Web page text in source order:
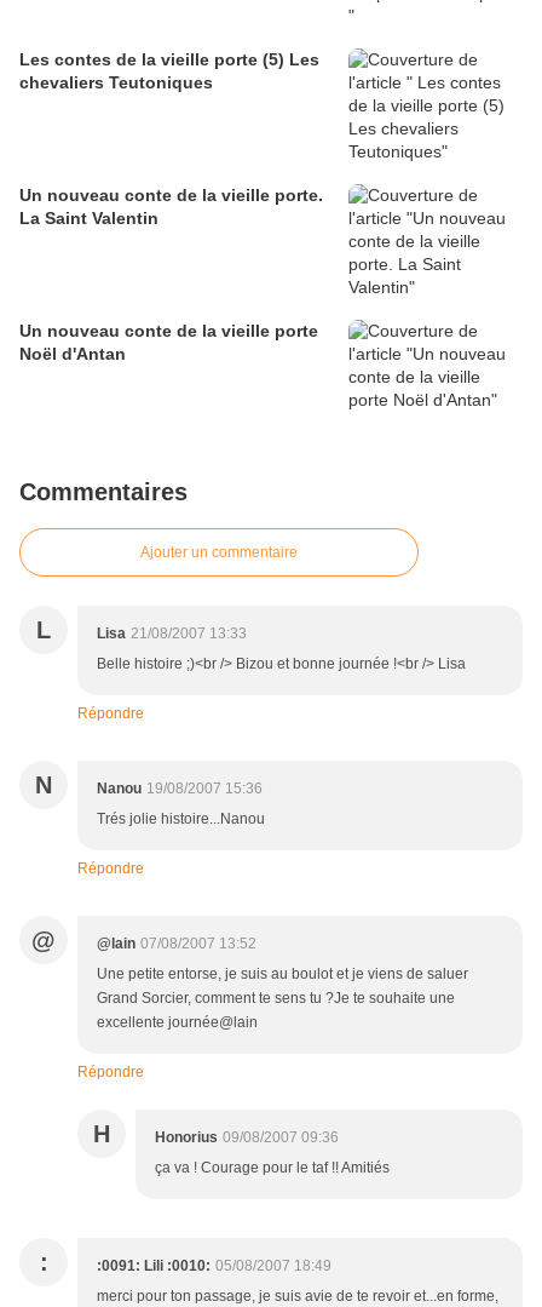
Les contes de la vieille porte (5) Les
chevaliers Teutoniques
Un nouveau conte de la vieille porte.
La Saint Valentin
Un nouveau conte de la vieille porte
Noël d'Antan
Commentaires
Ajouter un commentaire
L Lisa 21/08/2007 13:33
Belle histoire ;)<br /> Bizou et bonne journée !<br /> Lisa
Répondre
N Nanou 19/08/2007 15:36
Trés jolie histoire...Nanou
Répondre
@ @lain 07/08/2007 13:52
Une petite entorse, je suis au boulot et je viens de saluer
Grand Sorcier, comment te sens tu ?Je te souhaite une
excellente journée@lain
Répondre
H Honorius 09/08/2007 09:36
ça va ! Courage pour le taf !! Amitiés
: :0091: Lili :0010: 05/08/2007 18:49
merci pour ton passage, je suis avie de te revoir et...en forme,